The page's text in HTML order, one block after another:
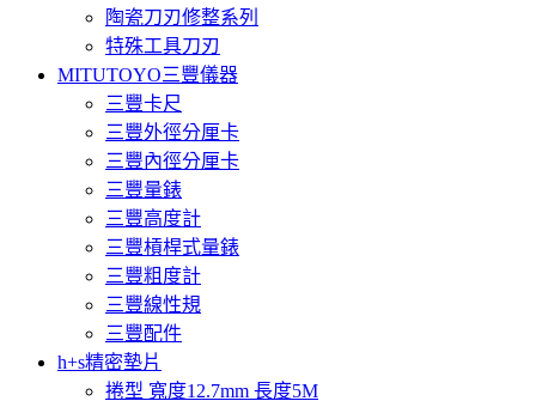
陶瓷刀刃修整系列
特殊工具刀刃
MITUTOYO三豐儀器
三豐卡尺
三豐外徑分厘卡
三豐內徑分厘卡
三豐量錶
三豐高度計
三豐槓桿式量錶
三豐粗度計
三豐線性規
三豐配件
h+s精密墊片
捲型 寬度12.7mm 長度5M